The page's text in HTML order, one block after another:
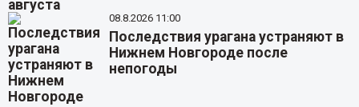
08.8.2026 11:00
Последствия урагана устраняют в
Нижнем Новгороде после
непогоды